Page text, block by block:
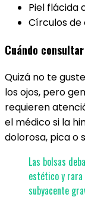
Piel flácida
Círculos
Cuándo
Quizá no te
los ojos, pero
requieren
el médico si la
dolorosa, pica o
Las bolsas
estético y rara
subyacente